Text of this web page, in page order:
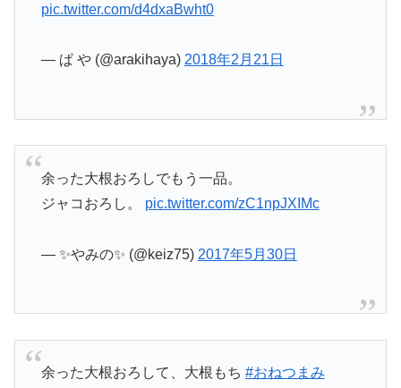
pic.twitter.com/d4dxaBwht0
— ぱ や (@arakihaya) 2018年2月21日
余った大根おろしでもう一品。
ジャコおろし。 pic.twitter.com/zC1npJXIMc
— ✨やみの✨ (@keiz75) 2017年5月30日
余った大根おろして、大根もち #おねつまみ